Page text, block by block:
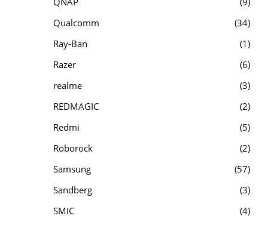
Qualcomm
34
Ray-Ban
1
Razer
6
realme
3
REDMAGIC
2
Redmi
5
Roborock
2
Samsung
57
Sandberg
3
SMIC
4